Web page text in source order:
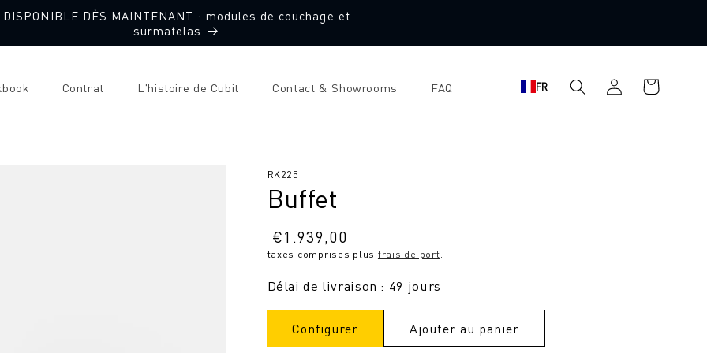
DISPONIBLE DÈS MAINTENANT : modules de couchage et
surmatelas
Contrat L'histoire de Cubit Contact & Showrooms FAQ FR
connecter
Panier
d'achat
SKU
RK225
Buffet
Prix
normal
€1.939,00
taxes comprises plus frais de port.
Délai de livraison : 49 jours
Configurer Ajouter au panier